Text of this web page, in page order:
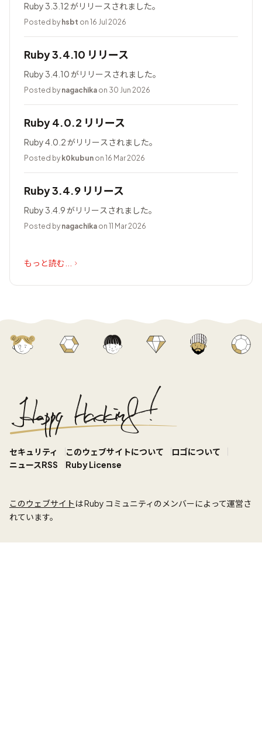
Ruby 3.3.12 がリリースされました。
Posted by hsbt on 16 Jul 2026
Ruby 3.4.10 リリース
Ruby 3.4.10 がリリースされました。
Posted by nagachika on 30 Jun 2026
Ruby 4.0.2 リリース
Ruby 4.0.2 がリリースされました。
Posted by k0kubun on 16 Mar 2026
Ruby 3.4.9 リリース
Ruby 3.4.9 がリリースされました。
Posted by nagachika on 11 Mar 2026
もっと読む...
セキュリティ このウェブサイトについて
ロゴについて
ニュースRSS
Ruby License
このウェブサイト は Ruby コミュニティのメンバーによって運営さ
れています。